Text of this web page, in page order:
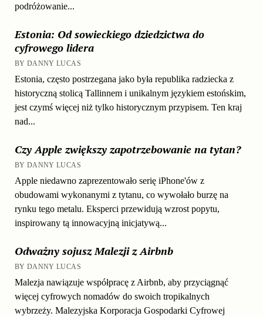
podróżowanie...
Estonia: Od sowieckiego dziedzictwa do
cyfrowego lidera
BY DANNY LUCAS
Estonia, często postrzegana jako była republika radziecka z
historyczną stolicą Tallinnem i unikalnym językiem estońskim,
jest czymś więcej niż tylko historycznym przypisem. Ten kraj
nad...
Czy Apple zwiększy zapotrzebowanie na tytan?
BY DANNY LUCAS
Apple niedawno zaprezentowało serię iPhone'ów z
obudowami wykonanymi z tytanu, co wywołało burzę na
rynku tego metalu. Eksperci przewidują wzrost popytu,
inspirowany tą innowacyjną inicjatywą...
Odważny sojusz Malezji z Airbnb
BY DANNY LUCAS
Malezja nawiązuje współpracę z Airbnb, aby przyciągnąć
więcej cyfrowych nomadów do swoich tropikalnych
wybrzeży. Malezyjska Korporacja Gospodarki Cyfrowej